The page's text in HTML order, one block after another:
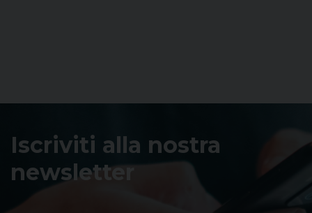
Iscriviti alla nostra
newsletter